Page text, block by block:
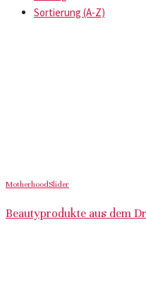
Sortierung (A-Z)
MotherhoodSlider
Beautyprodukte aus dem